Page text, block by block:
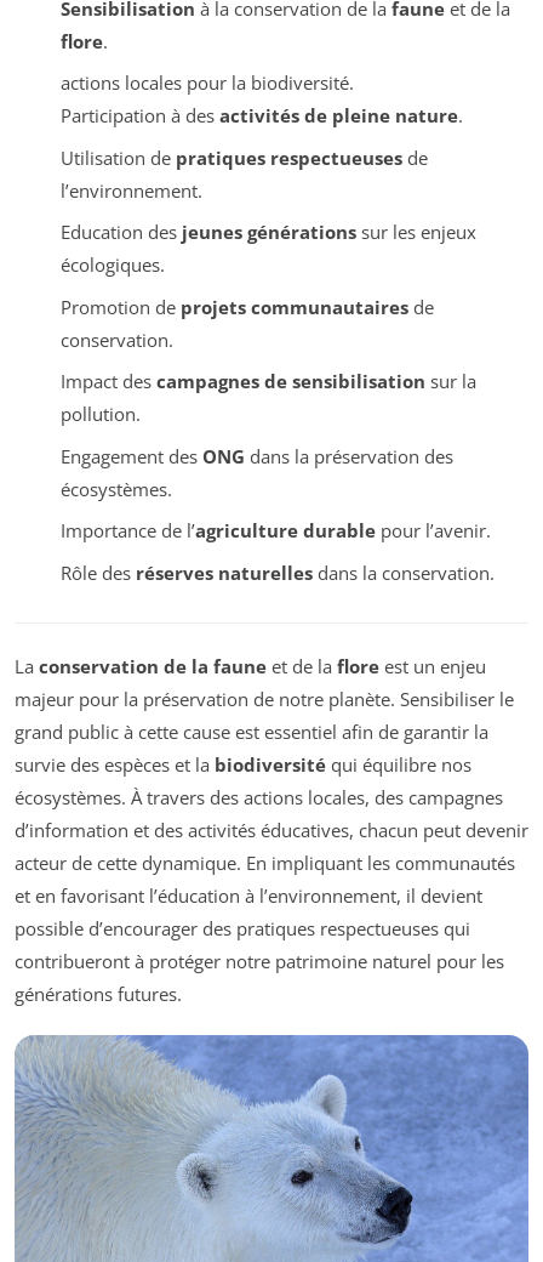
Sensibilisation à la conservation de la fauneet de la
flore.
actions locales pour la biodiversité.
Participation à des activités de pleine nature.
Utilisation de pratiques respectueusesde
l’environnement.
Education des jeunes générationssur les enjeux
écologiques.
Promotion de projets communautairesde
conservation.
Impact des campagnes de sensibilisation sur la
pollution.
Engagement des ONG dans la préservation des
écosystèmes.
Importance de l’agriculture durablepour l’avenir.
Rôle des réserves naturellesdans la conservation.
La conservation de la faune et de la flore est un enjeu
majeur pour la préservation de notre planète. Sensibiliser le
grand public à cette cause est essentiel afin de garantir la
survie des espèces et la biodiversité qui équilibre nos
écosystèmes. À travers des actions locales, des campagnes
d’information et des activités éducatives, chacun peut devenir
acteur de cette dynamique. En impliquant les communautés
et en favorisant l’éducation à l’environnement, il devient
possible d’encourager des pratiques respectueuses qui
contribueront à protéger notre patrimoine naturel pour les
générations futures.